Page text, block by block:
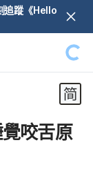
追蹤《Hello
咬舌原